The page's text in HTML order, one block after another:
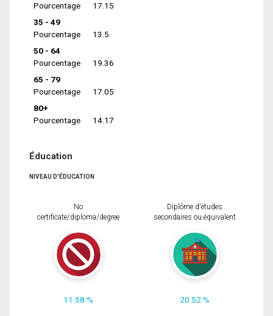
Pourcentage
17.15
35 - 49
Pourcentage
13.5
50 - 64
Pourcentage
19.36
65 - 79
Pourcentage
17.05
80+
Pourcentage
14.17
Éducation
NIVEAU D'ÉDUCATION
No
certificate/diploma/degree
11.58 %
Diplôme d'études
secondaires ou équivalent
20.52 %